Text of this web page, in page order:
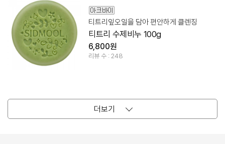
티트리잎오일을 담아 편안하게 클렌징
티트리 수제비누 100g
6,800원
리뷰 수 : 248
더보기